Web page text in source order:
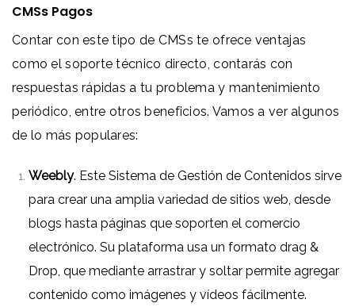
CMSs Pagos
Contar con este tipo de CMSs te ofrece ventajas
como el soporte técnico directo, contarás con
respuestas rápidas a tu problema y mantenimiento
periódico, entre otros beneficios. Vamos a ver algunos
de lo más populares:
Weebly. Este Sistema de Gestión de Contenidos sirve
para crear una amplia variedad de sitios web, desde
blogs hasta páginas que soporten el comercio
electrónico. Su plataforma usa un formato drag &
Drop, que mediante arrastrar y soltar permite agregar
contenido como imágenes y vídeos fácilmente.